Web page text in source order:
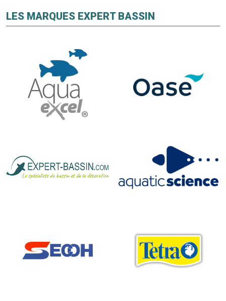
LES MARQUES EXPERT BASSIN